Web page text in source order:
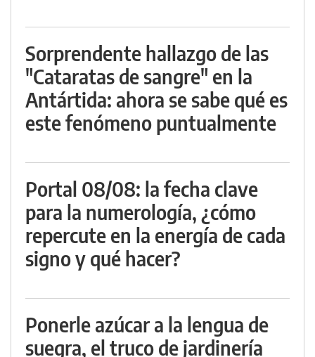
Sorprendente hallazgo de las
"Cataratas de sangre" en la
Antártida: ahora se sabe qué es
este fenómeno puntualmente
Portal 08/08: la fecha clave
para la numerología, ¿cómo
repercute en la energía de cada
signo y qué hacer?
Ponerle azúcar a la lengua de
suegra, el truco de jardinería